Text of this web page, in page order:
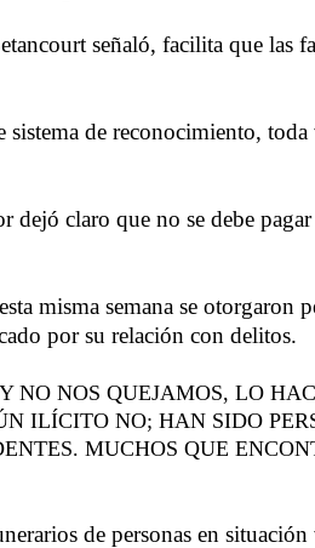
señaló, facilita que las
sistema de reconocimiento,
dejó claro que no se debe
misma semana se otorgaron
por su relación con delitos.
NOS QUEJAMOS, LO
ILÍCITO NO; HAN SIDO
MUCHOS QUE
de personas en